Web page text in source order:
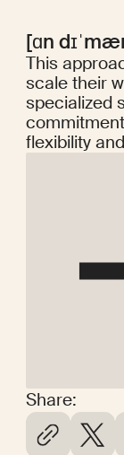
Share:
[ɑn
This
scale their
specialized
flexibility